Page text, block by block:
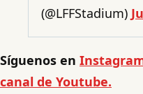
(@LFFStadium)
Síguenos en
canal de Youtube.